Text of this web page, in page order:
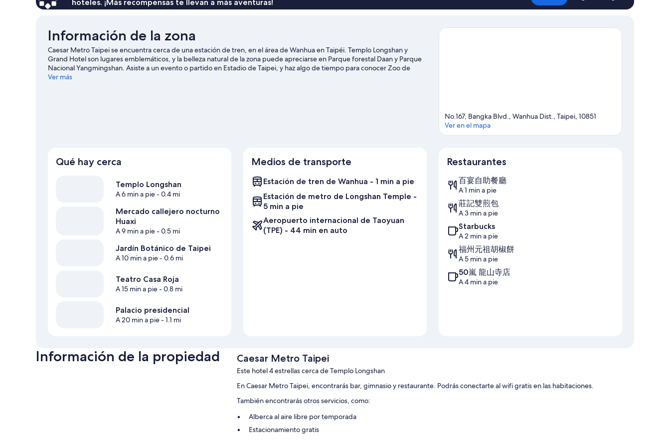
hoteles. ¡Más recompensas te llevan a más aventuras!
Información de la zona
Caesar Metro Taipei se encuentra cerca de una estación de tren, en el área de Wanhua en Taipéi. Templo Longshan y
Grand Hotel son lugares emblemáticos, y la belleza natural de la zona puede apreciarse en Parque forestal Daan y Parque
Nacional Yangmingshan. Asiste a un evento o partido en Estadio de Taipei, y haz algo de tiempo para conocer Zoo de
Taipei, una de las atracciones imperdibles del lugar. Los huéspedes valoran la cercanía de este hotel al transporte público:
Ver más
No.167, Bangka Blvd., Wanhua Dist., Taipei, 10851
Ver en el mapa
Qué hay cerca
Templo Longshan
A 6 min a pie- 0.4 mi
Mercado callejero nocturno
Huaxi
A 9 min a pie- 0.5 mi
Jardín Botánico de Taipei
A 10 min a pie- 0.6 mi
Teatro Casa Roja
A 15 min a pie- 0.8 mi
Palacio presidencial
A 20 min a pie- 1.1 mi
Medios de transporte
Estación de tren de Wanhua - 1 min a pie
Estación de metro de Longshan Temple -
5 min a pie
Aeropuerto internacional de Taoyuan
(TPE) - 44 min en auto
Restaurantes
百宴自助餐廳
A 1 min a pie
莊記雙煎包
A 3 min a pie
Starbucks
A 2 min a pie
福州元祖胡椒餅
A 5 min a pie
50嵐 龍山寺店
A 4 min a pie
Información de la propiedad Caesar Metro Taipei
Este hotel 4 estrellas cerca de Templo Longshan
En Caesar Metro Taipei, encontrarás bar, gimnasio y restaurante. Podrás conectarte al wifi gratis en las habitaciones.
También encontrarás otros servicios, como:
Alberca al aire libre por temporada
Estacionamiento gratis